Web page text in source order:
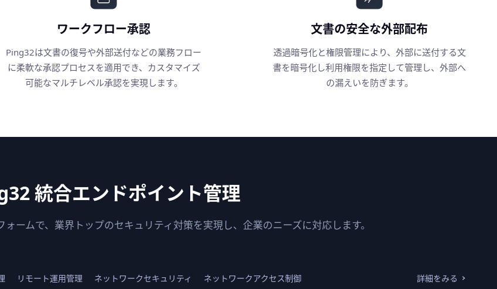
ワークフロー承認
Ping32は文書の復号や外部送付などの業務フロー
に柔軟な承認プロセスを適用でき、カスタマイズ
可能なマルチレベル承認を実現します。
文書の安全な外部配布
透過暗号化と権限管理により、外部に送付する文
書を暗号化し利用権限を指定して管理し、外部へ
の漏えいを防ぎます。
統合エンドポイント管理
ームで、業界トップのセキュリティ対策を実現し、企業のニーズに対応します。
リモート運用管理 ネットワークセキュリティ ネットワークアクセス制御 詳細をみる